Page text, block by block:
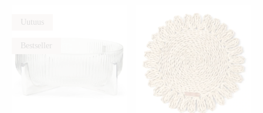
Uutuus
Bestseller
KATSO PIKANÄKYMÄ KATSO PIKANÄKYMÄ